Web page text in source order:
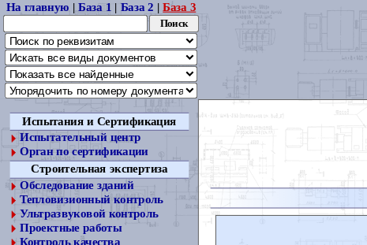
На главную |База 1 | База 2 |База 3
Испытания и Сертификация
Испытательный центр
Орган по сертификации
Строительная экспертиза
Обследование зданий
Тепловизионный контроль
Ультразвуковой контроль
Проектные работы
Контроль качества